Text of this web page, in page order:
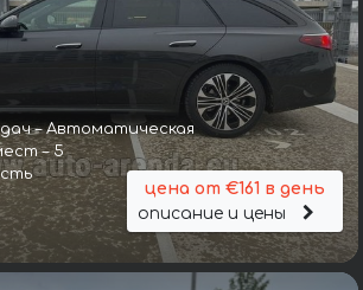
– Автоматическая
– 5
цена от €161 в день
описание и цены